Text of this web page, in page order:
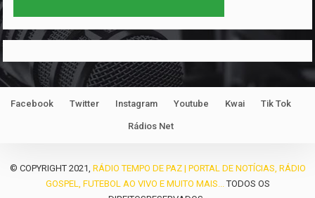
Facebook Twitter Instagram Youtube Kwai Tik Tok
Rádios Net
© COPYRIGHT 2021, RÁDIO TEMPO DE PAZ | PORTAL DE NOTÍCIAS, RÁDIO
GOSPEL, FUTEBOL AO VIVO E MUITO MAIS...
TODOS OS